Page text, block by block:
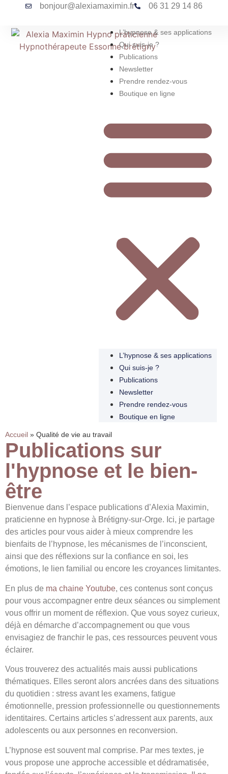
bonjour@alexiamaximin.fr 06 31 29 14 86
L’hypnose & ses applications
Qui suis-je ?
Publications
Newsletter
Prendre rendez-vous
Boutique en ligne
L’hypnose & ses applications
Qui suis-je ?
Publications
Newsletter
Prendre rendez-vous
Boutique en ligne
Accueil » Qualité de vie au travail
Publications sur
l'hypnose et le bien-
être
Bienvenue dans l’espace publications d’Alexia Maximin,
praticienne en hypnose à Brétigny-sur-Orge. Ici, je partage
des articles pour vous aider à mieux comprendre les
bienfaits de l’hypnose, les mécanismes de l’inconscient,
ainsi que des réflexions sur la confiance en soi, les
émotions, le lien familial ou encore les croyances limitantes.
En plus de ma chaine Youtube, ces contenus sont conçus
pour vous accompagner entre deux séances ou simplement
vous offrir un moment de réflexion. Que vous soyez curieux,
déjà en démarche d’accompagnement ou que vous
envisagiez de franchir le pas, ces ressources peuvent vous
éclairer.
Vous trouverez des actualités mais aussi publications
thématiques. Elles seront alors ancrées dans des situations
du quotidien : stress avant les examens, fatigue
émotionnelle, pression professionnelle ou questionnements
identitaires. Certains articles s’adressent aux parents, aux
adolescents ou aux personnes en reconversion.
L’hypnose est souvent mal comprise. Par mes textes, je
vous propose une approche accessible et dédramatisée,